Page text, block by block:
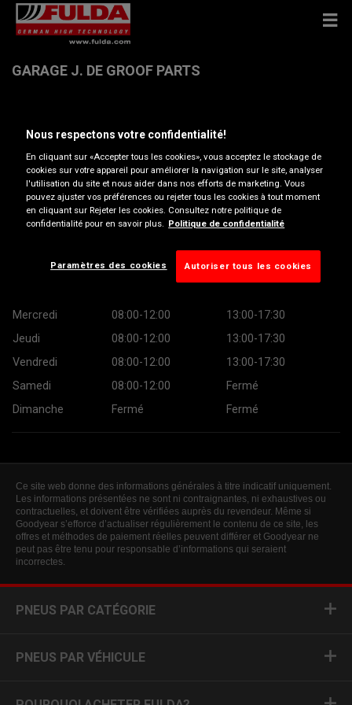
GARAGE J. DE GROOF PARTS
Obtenir directions
Afficher le numéro de téléphone
08:00-12:00
13:00-17:30
Mercredi
08:00-12:00
13:00-17:30
Jeudi
08:00-12:00
13:00-17:30
Vendredi
08:00-12:00
13:00-17:30
Samedi
08:00-12:00
Fermé
Dimanche
Fermé Fermé
Ce site web donne des informations générales à titre indicatif uniquement.
Les informations présentées ne sont ni contraignantes, ni exhaustives ou
contractuelles, et doivent être vérifiées auprès du revendeur. Même si
Goodyear s’efforce d’actualiser régulièrement le contenu de ce site, les
offres et méthodes de paiement réelles peuvent différer et Goodyear ne
peut pas être tenu pour responsable d’informations qui seraient
incorrectes.
PNEUS PAR CATÉGORIE
PNEUS PAR VÉHICULE
Nous respectons votre confidentialité!
En cliquant sur «Accepter tous les cookies», vous acceptez le stockage de
cookies sur votre appareil pour améliorer la navigation sur le site, analyser
l'utilisation du site et nous aider dans nos efforts de marketing. Vous
pouvez ajuster vos préférences ou rejeter tous les cookies à tout moment
en cliquant sur Rejeter les cookies. Consultez notre politique de
confidentialité pour en savoir plus. Politique de confidentialité
Paramètres des cookies Autoriser tous les cookies